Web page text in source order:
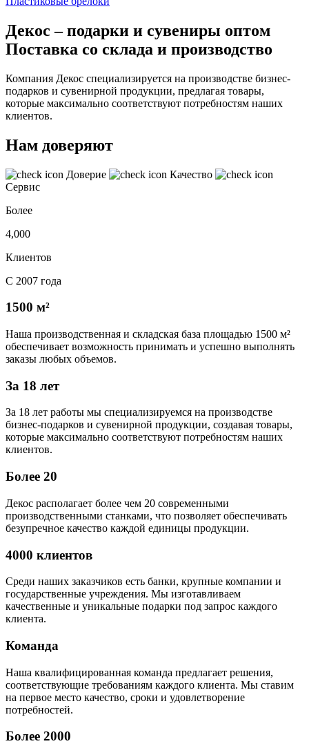
Декос – подарки и сувениры оптом
Поставка со склада и производство
Компания Декос специализируется на производстве бизнес-
подарков и сувенирной продукции, предлагая товары,
которые максимально соответствуют потребностям наших
клиентов.
Нам доверяют
Доверие
Качество
Сервис
Более
4,000
Клиентов
С 2007 года
1500 м²
Наша производственная и складская база площадью 1500 м²
обеспечивает возможность принимать и успешно выполнять
заказы любых объемов.
За 18 лет
За 18 лет работы мы специализируемся на производстве
бизнес-подарков и сувенирной продукции, создавая товары,
которые максимально соответствуют потребностям наших
клиентов.
Более 20
Декос располагает более чем 20 современными
производственными станками, что позволяет обеспечивать
безупречное качество каждой единицы продукции.
4000 клиентов
Среди наших заказчиков есть банки, крупные компании и
государственные учреждения. Мы изготавливаем
качественные и уникальные подарки под запрос каждого
клиента.
Команда
Наша квалифицированная команда предлагает решения,
соответствующие требованиям каждого клиента. Мы ставим
на первое место качество, сроки и удовлетворение
потребностей.
Более 2000